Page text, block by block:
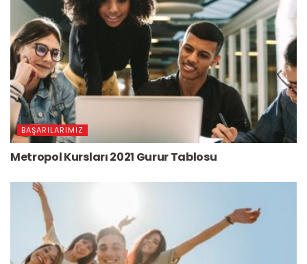
BAŞARILARIMIZ
Metropol Kursları 2021 Gurur Tablosu